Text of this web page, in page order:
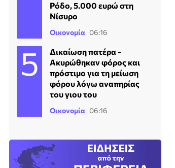
Ρόδο, 5.000 ευρώ στη
Νίσυρο
Οικονομία 06:16
Δικαίωση πατέρα -
Ακυρώθηκαν φόρος και
πρόστιμο για τη μείωση
φόρου λόγω αναπηρίας
του γιου του
Οικονομία 06:16